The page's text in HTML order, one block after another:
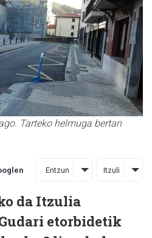
Tarteko helmuga bertan
Entzun Itzuli
da Itzulia
etorbidetik